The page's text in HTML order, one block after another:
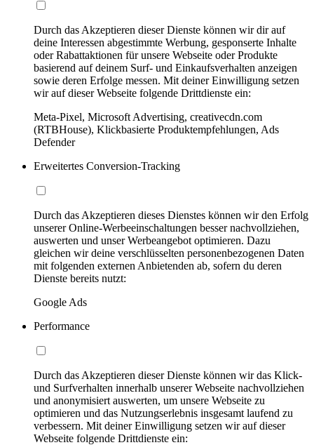
Durch das Akzeptieren dieser Dienste können wir dir auf
deine Interessen abgestimmte Werbung, gesponserte Inhalte
oder Rabattaktionen für unsere Webseite oder Produkte
basierend auf deinem Surf- und Einkaufsverhalten anzeigen
sowie deren Erfolge messen. Mit deiner Einwilligung setzen
wir auf dieser Webseite folgende Drittdienste ein:
Meta-Pixel, Microsoft Advertising, creativecdn.com
(RTBHouse), Klickbasierte Produktempfehlungen, Ads
Defender
Erweitertes Conversion-Tracking
Durch das Akzeptieren dieses Dienstes können wir den Erfolg
unserer Online-Werbeeinschaltungen besser nachvollziehen,
auswerten und unser Werbeangebot optimieren. Dazu
gleichen wir deine verschlüsselten personenbezogenen Daten
mit folgenden externen Anbietenden ab, sofern du deren
Dienste bereits nutzt:
Google Ads
Performance
Durch das Akzeptieren dieser Dienste können wir das Klick-
und Surfverhalten innerhalb unserer Webseite nachvollziehen
und anonymisiert auswerten, um unsere Webseite zu
optimieren und das Nutzungserlebnis insgesamt laufend zu
verbessern. Mit deiner Einwilligung setzen wir auf dieser
Webseite folgende Drittdienste ein: